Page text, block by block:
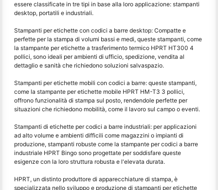
essere classificate in tre tipi in base alla loro applicazione: stampanti
desktop, portatili e industriali.
Stampanti per etichette con codici a barre desktop: Compatte e
perfette per la stampa di volumi bassi e medi, queste stampanti, come
la stampante per etichette a trasferimento termico HPRT HT300 4
pollici, sono ideali per ambienti di ufficio, spedizione, vendita al
dettaglio e sanità che richiedono soluzioni salvaspazio.
Stampanti per etichette mobili con codici a barre: queste stampanti,
come la stampante per etichette mobile HPRT HM-T3 3 pollici,
offrono funzionalità di stampa sul posto, rendendole perfette per
situazioni che richiedono mobilità, come il lavoro sul campo o eventi.
Stampanti di etichette per codici a barre industriali: per applicazioni
ad alto volume e ambienti difficili come magazzini o impianti di
produzione, stampanti robuste come la stampante per codici a barre
industriale HPRT Bingo sono progettate per soddisfare queste
esigenze con la loro struttura robusta e l'elevata durata.
HPRT, un distinto produttore di apparecchiature di stampa, è
specializzata nello sviluppo e produzione di stampanti per etichette